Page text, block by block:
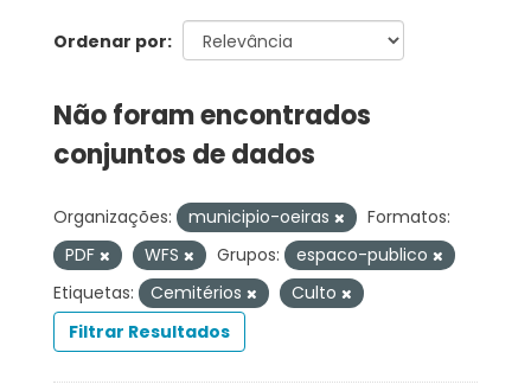
Ordenar por
Não foram encontrados
conjuntos de dados
Organizações: municipio-oeiras
Formatos:
PDF
WFS Grupos:
espaco-publico
Etiquetas:
Cemitérios
Culto
Filtrar Resultados